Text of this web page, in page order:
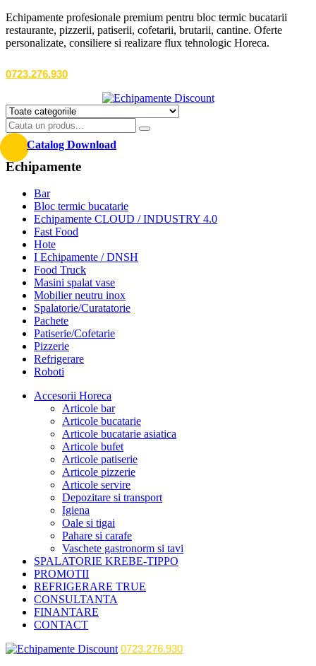
Echipamente profesionale premium pentru bloc termic bucatarii
restaurante, pizzerii, patiserii, cofetarii, brutarii, cantine. Oferte
personalizate, consiliere si realizare flux tehnologic Horeca.
0723.276.930
Catalog Download
Echipamente
Bar
Bloc termic bucatarie
Echipamente CLOUD / INDUSTRY 4.0
Fast Food
Hote
I Echipamente / DNSH
Food Truck
Masini spalat vase
Mobilier neutru inox
Spalatorie/Curatatorie
Pachete
Patiserie/Cofetarie
Pizzerie
Refrigerare
Roboti
Accesorii Horeca
Articole bar
Articole bucatarie
Articole bucatarie asiatica
Articole bufet
Articole patiserie
Articole pizzerie
Articole servire
Depozitare si transport
Igiena
Oale si tigai
Pahare si carafe
Vaschete gastronorm si tavi
SPALATORIE KREBE-TIPPO
PROMOTII
REFRIGERARE TRUE
CONSULTANTA
FINANTARE
CONTACT
0723.276.930